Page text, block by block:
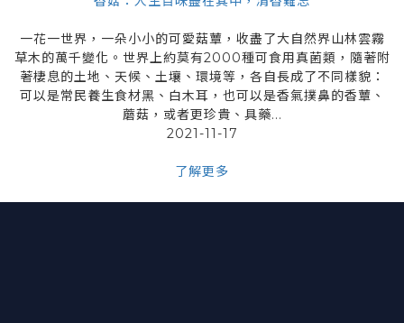
一花一世界，一朵小小的可愛菇蕈，收盡了大自然界山林雲霧
草木的萬千變化。世界上約莫有2000種可食用真菌類，隨著附
著棲息的土地、天候、土壤、環境等，各自長成了不同樣貌：
可以是常民養生食材黑、白木耳，也可以是香氣撲鼻的香蕈、
蘑菇，或者更珍貴、具藥...
2021-11-17
了解更多